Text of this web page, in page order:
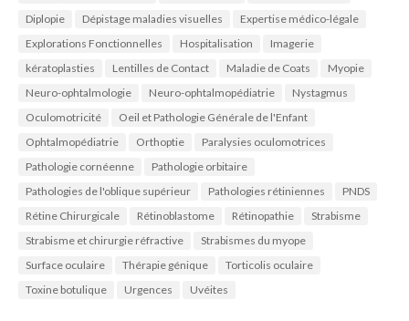
Diplopie
Dépistage maladies visuelles
Expertise médico-légale
Explorations Fonctionnelles
Hospitalisation
Imagerie
kératoplasties
Lentilles de Contact Maladie de Coats
Myopie
Neuro-ophtalmologie
Neuro-ophtalmopédiatrie
Nystagmus
Oculomotricité
Oeil et Pathologie Générale de l'Enfant
Ophtalmopédiatrie
Orthoptie
Paralysies oculomotrices
Pathologie cornéenne
Pathologie orbitaire
Pathologies de l'oblique supérieur
Pathologies rétiniennes
PNDS
Rétine Chirurgicale
Rétinoblastome Rétinopathie
Strabisme
Strabisme et chirurgie réfractive
Strabismes du myope
Surface oculaire
Thérapie génique
Torticolis oculaire
Toxine botulique
Urgences Uvéites